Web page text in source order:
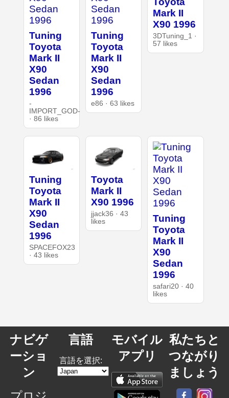
Tuning
Toyota
Mark II
X90
Sedan
1996
-
IMPORT_GOD-
· 86 likes
Tuning
Toyota
Mark II
X90
Sedan
1996
e86 · 63 likes
Mark II
X90 1996
3DTuning_1 ·
57 likes
Tuning
Toyota
Mark II
X90
Sedan
1996
SPACEFOX23
· 43 likes
Toyota
Mark II
X90 1996
jjack36 · 43
likes
Tuning
Toyota
Mark II
X90
Sedan
1996
safari20 · 40
likes
ナビゲ
ーショ
ン
言語
言語を選択:
モバイル
アプリ
私たちと
つながり
ましょう